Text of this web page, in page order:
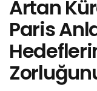
Artan
Paris